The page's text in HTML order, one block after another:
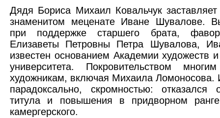
Дядя Бориса Михаил Ковальчук
знаменитом меценате Иване Шувалове.
при поддержке старшего брата,
Елизаветы Петровны Петра Шувалова,
известен основанием Академии художеств
университета. Покровительством
художникам, включая Михаила Ломоносова.
парадоксально, скромностью: отказался
титула и повышения в придворном
камергерского.